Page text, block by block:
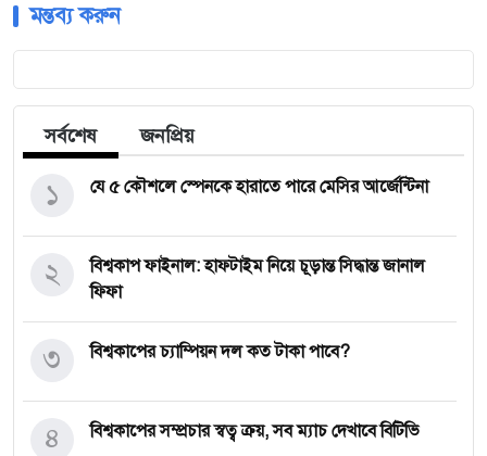
মন্তব্য করুন
সর্বশেষ জনপ্রিয়
যে ৫ কৌশলে স্পেনকে হারাতে পারে মেসির আর্জেন্টিনা
১
বিশ্বকাপ ফাইনাল: হাফটাইম নিয়ে চূড়ান্ত সিদ্ধান্ত জানাল
ফিফা
২
বিশ্বকাপের চ্যাম্পিয়ন দল কত টাকা পাবে?
৩
বিশ্বকাপের সম্প্রচার স্বত্ব ক্রয়, সব ম্যাচ দেখাবে বিটিভি
৪